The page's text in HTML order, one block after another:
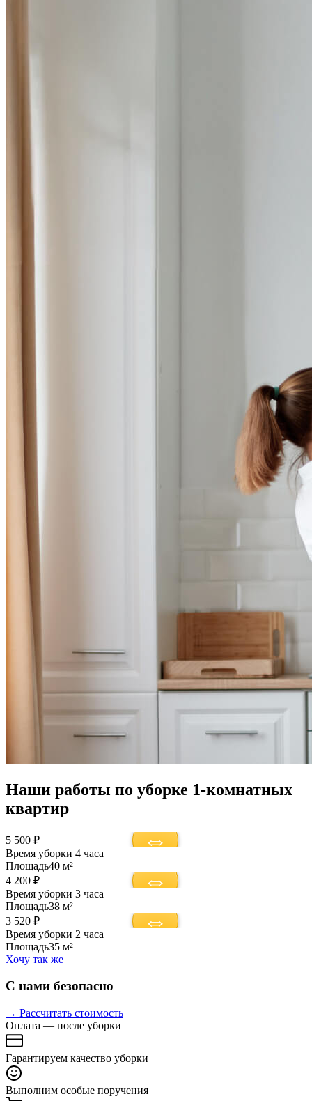
Наши работы по уборке 1-комнатных
квартир
5 500 ₽
Время уборки 4 часа
Площадь40 м²
4 200 ₽
Время уборки 3 часа
Площадь38 м²
3 520 ₽
Время уборки 2 часа
Площадь35 м²
Хочу так же
С нами безопасно
→ Рассчитать стоимость
Оплата — после уборки
Гарантируем качество уборки
Выполним особые поручения